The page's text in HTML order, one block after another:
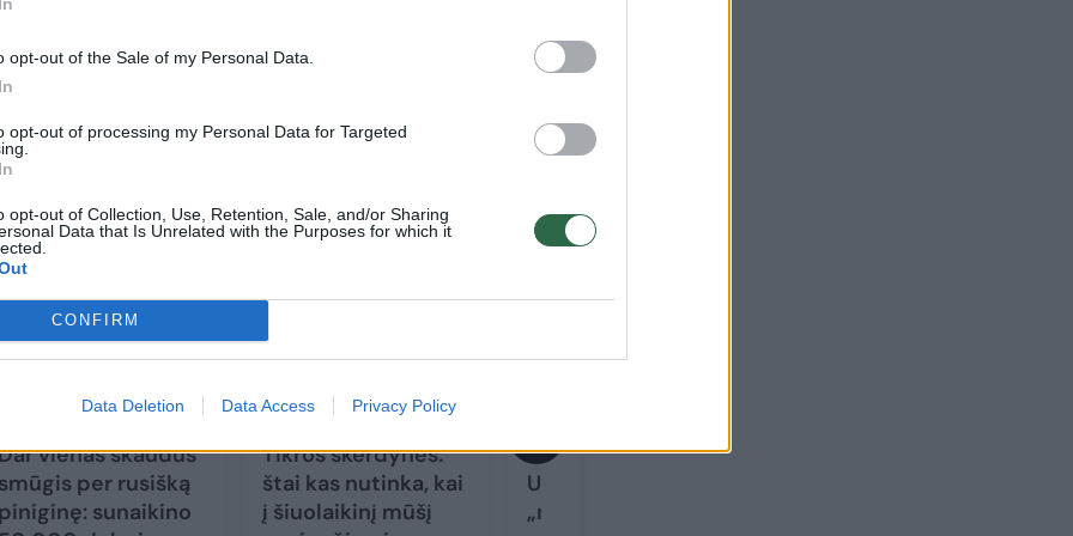
opt-out of the Sale of my Personal Data.
opt-out of processing my Personal Data for Targeted
opt-out of Collection, Use, Retention, Sale, and/or Sharing
Data that Is Unrelated with the Purposes for which it
CONFIRM
Data Deletion Data Access Privacy Policy
okupantams nepavyko – „TOS-1A Soncepiok“
kartu su jame buvusia įgula.
vienas skaudus
smūgis per rusišką
piniginę: sunaikino
Tikros skerdynės:
štai kas nutinka, kai
į šiuolaikinį mūšį
Parodė, kaip
Ukrainoje atrodo
„mirties kelias“